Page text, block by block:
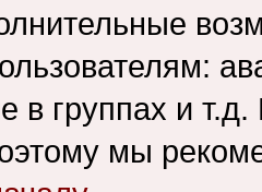
в группах и
мы